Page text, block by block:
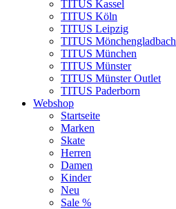
TITUS Kassel
TITUS Köln
TITUS Leipzig
TITUS Mönchengladbach
TITUS München
TITUS Münster
TITUS Münster Outlet
TITUS Paderborn
Webshop
Startseite
Marken
Skate
Herren
Damen
Kinder
Neu
Sale %